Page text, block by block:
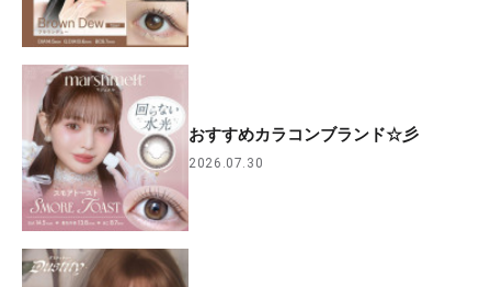
おすすめカラコンブランド☆彡
2026.07.30